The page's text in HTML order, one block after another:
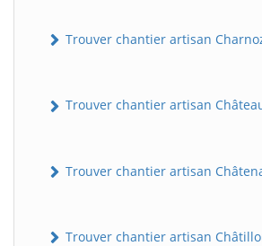
Trouver chantier artisan
Trouver chantier artisan
Trouver chantier artisan
Trouver chantier artisan